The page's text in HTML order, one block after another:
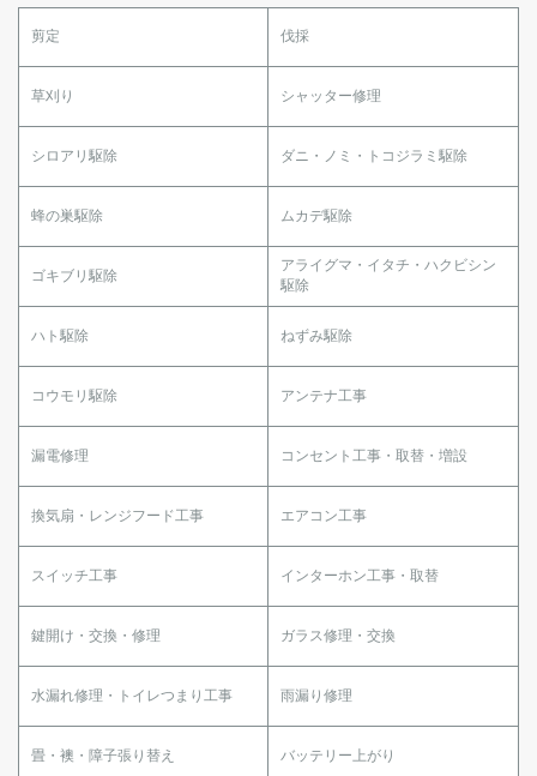
剪定 伐採
草刈り シャッター修理
シロアリ駆除 ダニ・ノミ・トコジラミ駆除
蜂の巣駆除 ムカデ駆除
ゴキブリ駆除
アライグマ・イタチ・ハクビシン
駆除
ハト駆除 ねずみ駆除
コウモリ駆除 アンテナ工事
漏電修理 コンセント工事・取替・増設
換気扇・レンジフード工事 エアコン工事
スイッチ工事 インターホン工事・取替
鍵開け・交換・修理 ガラス修理・交換
水漏れ修理・トイレつまり工事 雨漏り修理
畳・襖・障子張り替え バッテリー上がり